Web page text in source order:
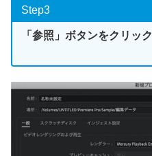
Step3
「参照」ボタンをクリック